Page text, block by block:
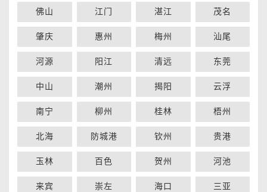
佛山 江门 湛江 茂名
肇庆 惠州 梅州 汕尾
河源 阳江 清远 东莞
中山 潮州 揭阳 云浮
南宁 柳州 桂林 梧州
北海 防城港 钦州 贵港
玉林 百色 贺州 河池
来宾 崇左 海口 三亚